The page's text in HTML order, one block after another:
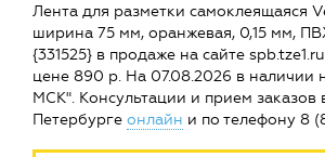
Лента для разметки самоклеящаяся
ширина 75 мм, оранжевая, 0,15 мм,
{331525} в продаже на сайте
цене 890 р. На 07.08.2026 в наличии
МСК". Консультации и прием заказов
Петербурге онлайн и по телефону 8